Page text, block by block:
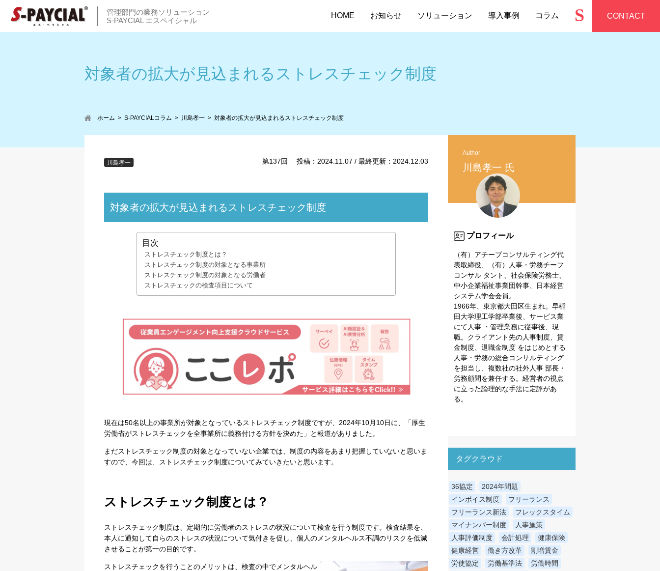
管理部門の業務ソリューション
S-PAYCIAL エスペイシャル
HOME お知らせ ソリューション 導入事例 コラム S CONTACT
対象者の拡大が見込まれるストレスチェック制度
ホーム S-PAYCIALコラム 川島孝一 対象者の拡大が見込まれるストレスチェック制度
川島孝一 第137回 投稿：2024.11.07 / 最終更新：2024.12.03
対象者の拡大が見込まれるストレスチェック制度
目次
ストレスチェック制度とは？
ストレスチェック制度の対象となる事業所
ストレスチェック制度の対象となる労働者
ストレスチェックの検査項目について
現在は50名以上の事業所が対象となっているストレスチェック制度ですが、2024年10月10日に、「厚生
労働省がストレスチェックを全事業所に義務付ける方針を決めた」と報道がありました。
まだストレスチェック制度の対象となっていない企業では、制度の内容をあまり把握していないと思いま
すので、今回は、ストレスチェック制度についてみていきたいと思います。
ストレスチェック制度とは？
ストレスチェック制度は、定期的に労働者のストレスの状況について検査を行う制度です。検査結果を、
本人に通知して自らのストレスの状況について気付きを促し、個人のメンタルヘルス不調のリスクを低減
させることが第一の目的です。
ストレスチェックを行うことのメリットは、検査の中でメンタルヘル
Author
川島孝一 氏
プロフィール
（有）アチーブコンサルティング代
表取締役、（有）人事・労務チーフ
コンサル タント、社会保険労務士、
中小企業福祉事業団幹事、日本経営
システム学会会員。
1966年、東京都大田区生まれ。早稲
田大学理工学部卒業後、サービス業
にて人事 ・管理業務に従事後、現
職。クライアント先の人事制度、賃
金制度、退職金制度 をはじめとする
人事・労務の総合コンサルティング
を担当し、複数社の社外人事 部長・
労務顧問を兼任する。経営者の視点
に立った論理的な手法に定評があ
る。
タグクラウド
36協定
2024年問題
インボイス制度
フリーランス
フリーランス新法
フレックスタイム
マイナンバー制度
人事施策
人事評価制度
会計処理
健康保険
健康経営
働き方改革
割増賃金
労使協定
労働基準法
労働時間